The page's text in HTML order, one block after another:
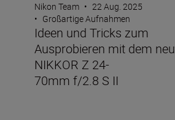
Nikon Team • 22 Aug. 2025
• Großartige Aufnahmen
Ideen und Tricks zum
Ausprobieren mit dem
NIKKOR Z 24-
70mm f/2.8 S II